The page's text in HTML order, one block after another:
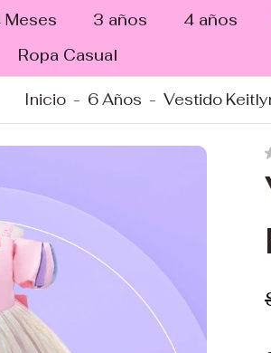
Meses 3 años 4 años
Ropa Casual
Inicio - 6 Años - Vestido